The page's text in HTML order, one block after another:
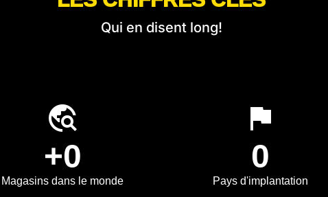
Qui en disent long!
travel_explore
+0
Magasins dans le monde
flag
0
Pays d'implantation